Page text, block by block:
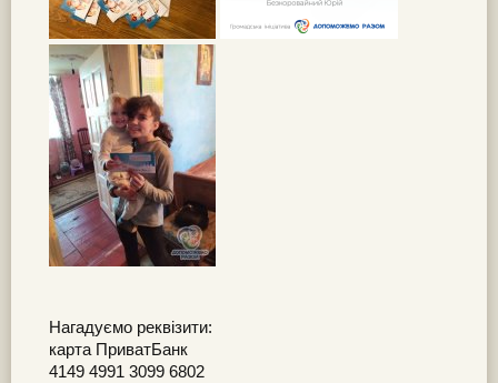
Нагадуємо реквізити:
карта ПриватБанк
4149 4991 3099 6802